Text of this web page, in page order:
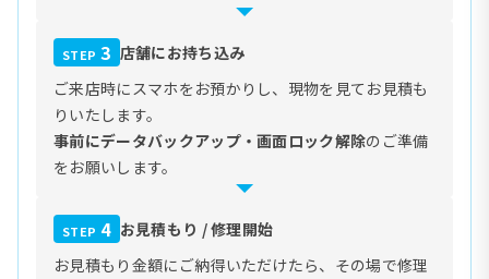
STEP 3 店舗にお持ち込み
ご来店時にスマホをお預かりし、現物を見てお見積も
りいたします。
事前にデータバックアップ・画面ロック解除のご準備
をお願いします。
STEP 4 お見積もり / 修理開始
お見積もり金額にご納得いただけたら、その場で修理